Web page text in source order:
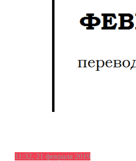
11:32, 21 февраля 2019